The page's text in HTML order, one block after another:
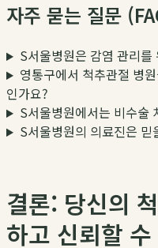
자주 묻는 질문
S서울병원은 감염 관리
영통구에서 척추관절 병
인가요?
S서울병원에서는 비수술
S서울병원의 의료진은 믿
결론: 당신의
하고 신뢰할